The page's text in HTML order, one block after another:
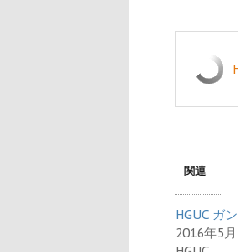
関連
HGUC ガ
2016年5